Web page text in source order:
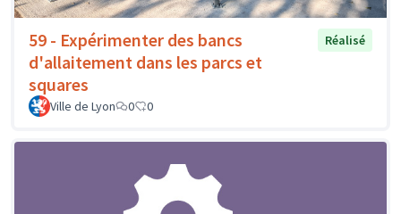
59 - Expérimenter des bancs
d'allaitement dans les parcs et
squares
Réalisé
Ville de Lyon 0 0